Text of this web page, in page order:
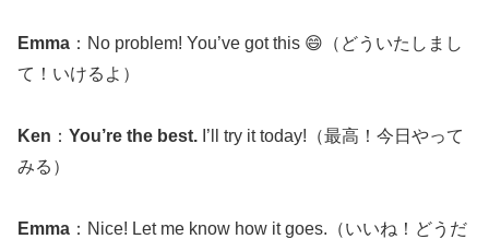
Emma ：No problem! You’ve got this 😄（どういたしまし
て！いけるよ）
Ken ： You’re the best. I’ll try it today!（最高！今日やって
みる）
Emma ：Nice! Let me know how it goes.（いいね！どうだ